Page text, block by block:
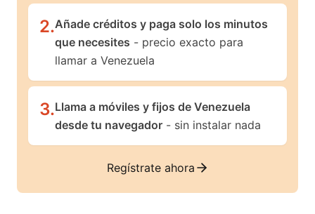
2.Añade créditos y paga solo los minutos
que necesites - precio exacto para
llamar a Venezuela
3.Llama a móviles y fijos de Venezuela
desde tu navegador - sin instalar nada
Regístrate ahora